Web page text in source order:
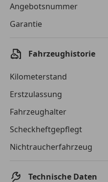
Effektivzinsatz
Sollzinssatz
Monatliche Rate
von der von Ihnen gewählten
Angebotsnummer
Garantie
Fahrzeughistorie
Kilometerstand
Erstzulassung
Fahrzeughalter
Scheckheftgepflegt
Nichtraucherfahrzeug
Technische Daten